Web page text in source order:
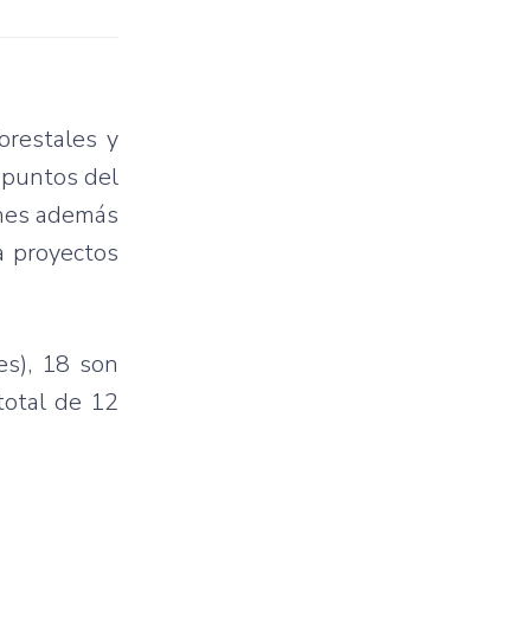
y
del
además
proyectos
18 son
de 12